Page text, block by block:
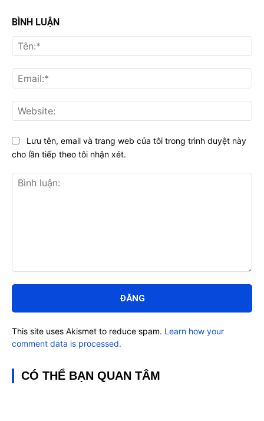
BÌNH LUẬN
luận:
Lưu tên, email và trang web của tôi trong trình duyệt này
cho lần tiếp theo tôi nhận xét.
This site uses Akismet to reduce spam. Learn how your
comment data is processed.
CÓ THỂ BẠN QUAN TÂM